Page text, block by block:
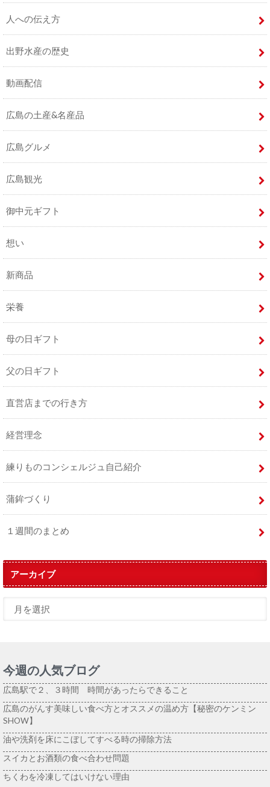
人への伝え方
出野水産の歴史
動画配信
広島の土産&名産品
広島グルメ
広島観光
御中元ギフト
想い
新商品
栄養
母の日ギフト
父の日ギフト
直営店までの行き方
経営理念
練りものコンシェルジュ自己紹介
蒲鉾づくり
１週間のまとめ
アーカイブ
今週の人気ブログ
広島駅で２、３時間 時間があったらできること
広島のがんす美味しい食べ方とオススメの温め方【秘密のケンミン
SHOW】
油や洗剤を床にこぼしてすべる時の掃除方法
スイカとお酒類の食べ合わせ問題
ちくわを冷凍してはいけない理由